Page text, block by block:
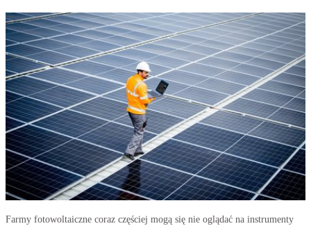
Farmy fotowoltaiczne coraz częściej mogą się nie oglądać na instrumenty